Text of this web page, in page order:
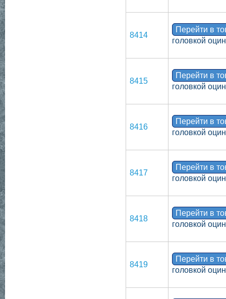
8414
Перейти в
головкой
8415
Перейти в
головкой
8416
Перейти в
головкой
8417
Перейти в
головкой
8418
Перейти в
головкой
8419
Перейти в
головкой